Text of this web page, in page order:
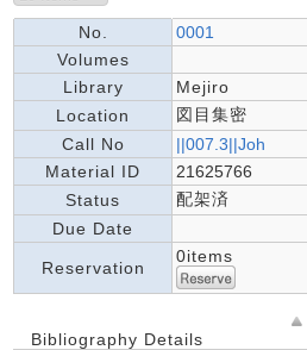
No.
0001
Volumes
Library
Mejiro
Location
図目集密
Call No
||007.3||Joh
Material ID
21625766
Status
配架済
Due Date
Reservation
0items
Bibliography Details